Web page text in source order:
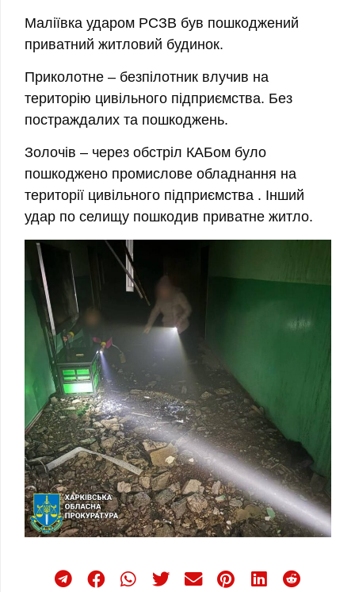
Маліївка ударом РСЗВ був пошкоджений
приватний житловий будинок.
Приколотне – безпілотник влучив на
територію цивільного підприємства. Без
постраждалих та пошкоджень.
Золочів – через обстріл КАБом було
пошкоджено промислове обладнання на
території цивільного підприємства . Інший
удар по селищу пошкодив приватне житло.